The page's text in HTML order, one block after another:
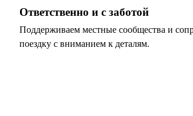
Ответственно и с заботой
Поддерживаем местные сообщества и
поездку с вниманием к деталям.